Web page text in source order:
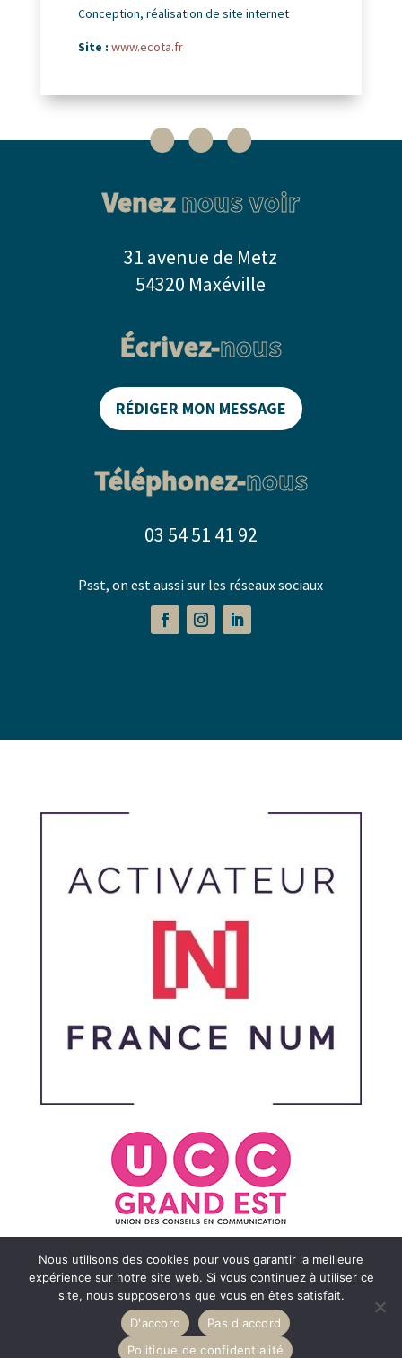
Conception, réalisation de site internet
Site : www.ecota.fr
Veneznous voir
31 avenue de Metz
54320 Maxéville
Écrivez-nous
RÉDIGER MON MESSAGE
Téléphonez-nous
03 54 51 41 92
Psst, on est aussi sur les réseaux sociaux
Sur les Toits – 31 avenue de Metz – 54320 Maxéville –
Nous utilisons des cookies pour vous garantir la meilleure
expérience sur notre site web. Si vous continuez à utiliser ce
site, nous supposerons que vous en êtes satisfait.
D'accord
Pas d'accord
Politique de confidentialité